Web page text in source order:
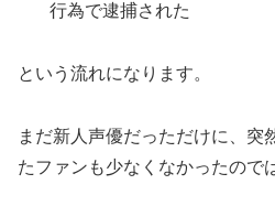
行為で逮捕された
という流れになります。
まだ新人声優だっただけに、突
たファンも少なくなかったので